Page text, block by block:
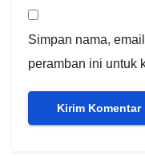
Simpan nama,
peramban ini untuk